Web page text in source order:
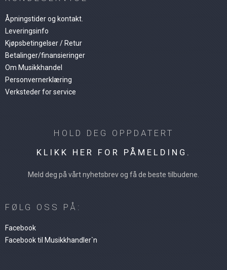
Åpningstider og kontakt.
Leveringsinfo
Kjøpsbetingelser / Retur
Betalinger/finansieringer
Om Musikkhandel
Personvernerklæring
Verksteder for service
HOLD DEG OPPDATERT
KLIKK HER FOR PÅMELDING.
Meld deg på vårt nyhetsbrev og få de beste tilbudene.
FØLG OSS PÅ:
Facebook
Facebook til Musikkhandler`n